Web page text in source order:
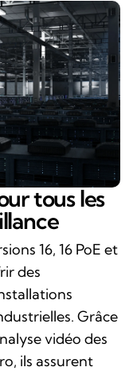
tous les
16, 16 PoE et
des
Grâce
vidéo des
ils assurent